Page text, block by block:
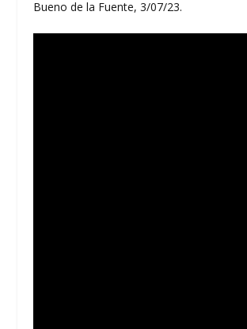
Bueno de la Fuente, 3/07/23.